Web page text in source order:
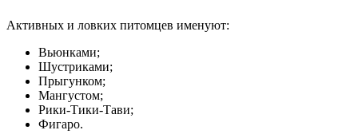
Активных и ловких питомцев именуют:
Вьюнками;
Шустриками;
Прыгунком;
Мангустом;
Рики-Тики-Тави;
Фигаро.